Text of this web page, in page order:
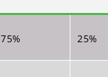
75% 25%